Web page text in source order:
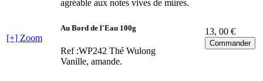
agréable aux notes vives de mûres.
[+] Zoom
Au Bord de l'Eau 100g
Ref :WP242 Thé Wulong
Vanille, amande.
13, 00 €